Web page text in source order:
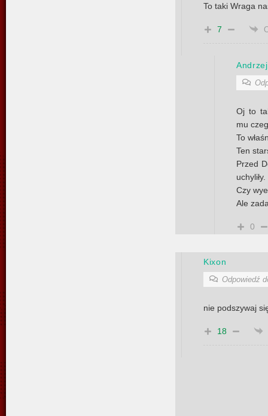
To taki Wraga
7
Oj to
mu
To
Ten
Przed
uchyliły.
Czy
Ale
0
Kixon
Odpowiedź
nie podszywaj
18